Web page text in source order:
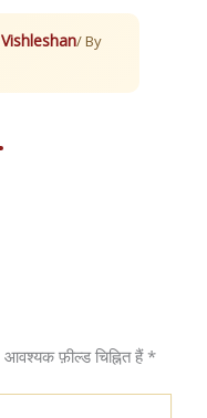
/ By
आवश्यक फ़ील्ड चिह्नित हैं*